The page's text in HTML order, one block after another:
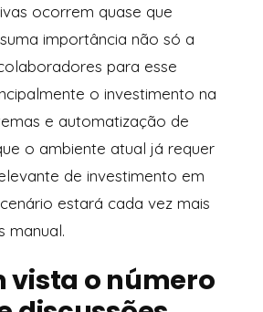
ocorrem quase que
importância não só a
para esse
o investimento na
e automatização de
o ambiente atual já requer
de investimento em
estará cada vez mais
manual.
vista o número